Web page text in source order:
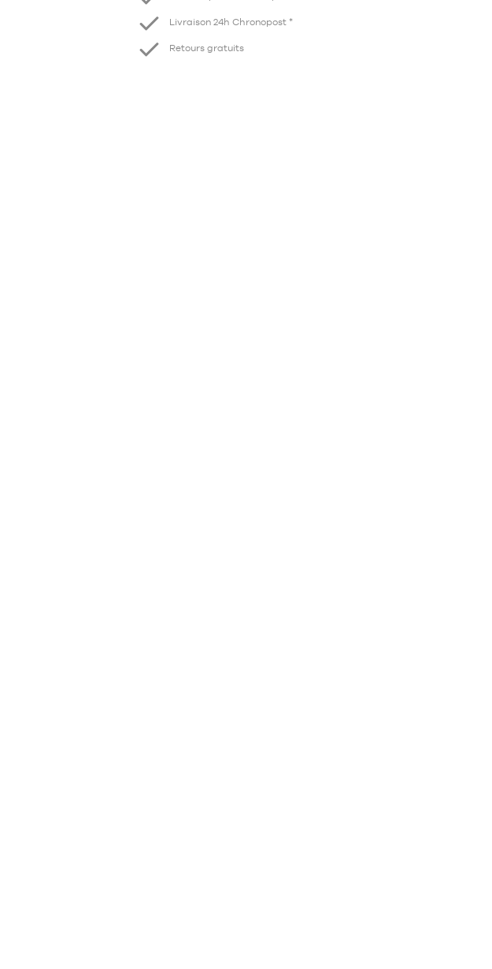
Livraison 24h Chronopost *
Retours gratuits